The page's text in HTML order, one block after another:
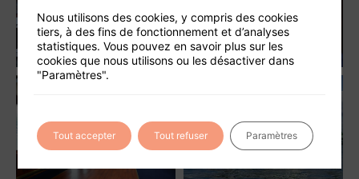
Nous utilisons des cookies, y compris des cookies
tiers, à des fins de fonctionnement et d’analyses
statistiques. Vous pouvez en savoir plus sur les
cookies que nous utilisons ou les désactiver dans
"Paramètres".
Tout accepter Tout refuser Paramètres